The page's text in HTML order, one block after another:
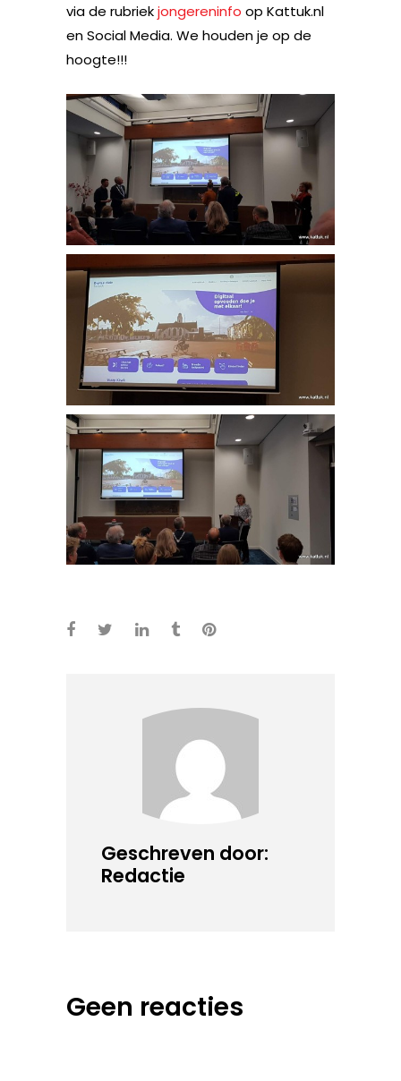
via de rubriekjongereninfo op Kattuk.nl
en Social Media. We houden je op de
hoogte!!!
Geschreven door:
Redactie
Geen reacties